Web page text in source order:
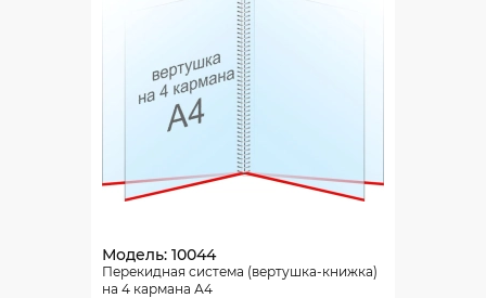
Модель: 10044
Перекидная система (вертушка-книжка)
на 4 кармана А4